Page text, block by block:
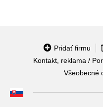
Pridať firmu
Kontakt, reklama /
Všeobecné